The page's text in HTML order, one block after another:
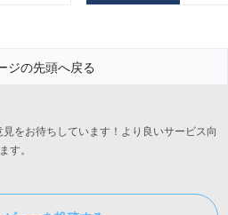
ジの先頭へ戻る
をお待ちしています！より良いサービス向
す。